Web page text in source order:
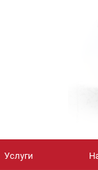
Услуги